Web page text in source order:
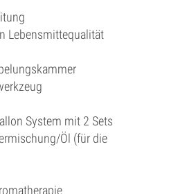
Lebensmittequalität
System mit 2 Sets
Öl (für die